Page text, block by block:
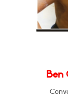
Ben